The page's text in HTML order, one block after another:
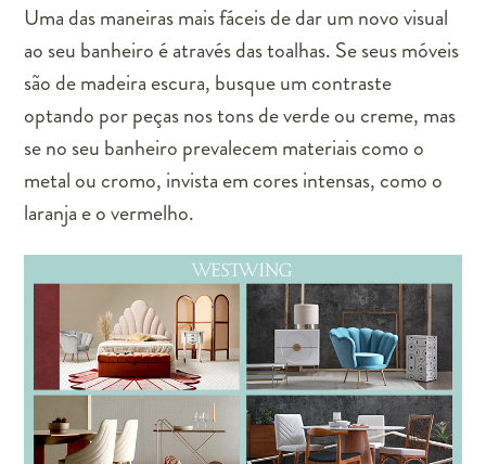
Uma das maneiras mais fáceis de dar um novo visual
ao seu banheiro é através das toalhas. Se seus móveis
são de madeira escura, busque um contraste
optando por peças nos tons de verde ou creme, mas
se no seu banheiro prevalecem materiais como o
metal ou cromo, invista em cores intensas, como o
laranja e o vermelho.